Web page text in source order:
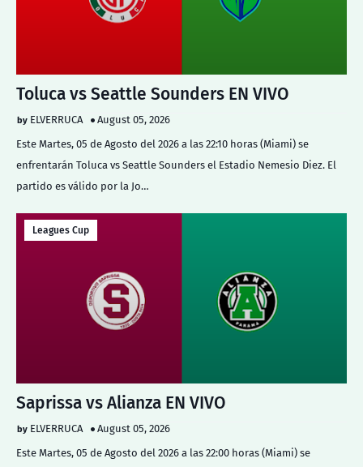
Toluca vs Seattle Sounders EN VIVO
ELVERRUCA
August 05, 2026
Este Martes, 05 de Agosto del 2026 a las 22:10 horas (Miami) se
enfrentarán Toluca vs Seattle Sounders el Estadio Nemesio Diez. El
partido es válido por la Jo…
Leagues Cup
Saprissa vs Alianza EN VIVO
ELVERRUCA
August 05, 2026
Este Martes, 05 de Agosto del 2026 a las 22:00 horas (Miami) se